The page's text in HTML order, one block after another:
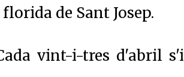
de Sant Josep.
vint-i-tres d'abril